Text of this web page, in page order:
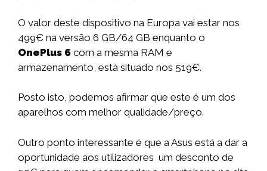
O valor deste dispositivo na Europa vai estar nos
499€ na versão 6 GB/64 GB enquanto o
OnePlus 6 com a mesma RAM e
armazenamento, está situado nos 519€.
Posto isto, podemos afirmar que este é um dos
aparelhos com melhor qualidade/preço.
Outro ponto interessante é que a Asus está a dar a
oportunidade aos utilizadores um desconto de